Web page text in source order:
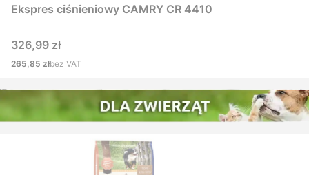
Ekspres ciśnieniowy CAMRY CR 4410
Cena
326,99 zł
Cena
265,85 złbez VAT